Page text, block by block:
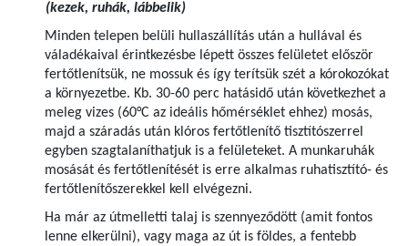
(kezek, ruhák, lábbelik)
Minden telepen belüli hullaszállítás után a hullával és
váladékaival érintkezésbe lépett összes felületet először
fertőtlenítsük, ne mossuk és így terítsük szét a kórokozókat
a környezetbe. Kb. 30-60 perc hatásidő után következhet a
meleg vizes (60°C az ideális hőmérséklet ehhez) mosás,
majd a száradás után klóros fertőtlenítő tisztítószerrel
egyben szagtalaníthatjuk is a felületeket. A munkaruhák
mosását és fertőtlenítését is erre alkalmas ruhatisztító- és
fertőtlenítőszerekkel kell elvégezni.
Ha már az útmelletti talaj is szennyeződött (amit fontos
lenne elkerülni), vagy maga az út is földes, a fentebb